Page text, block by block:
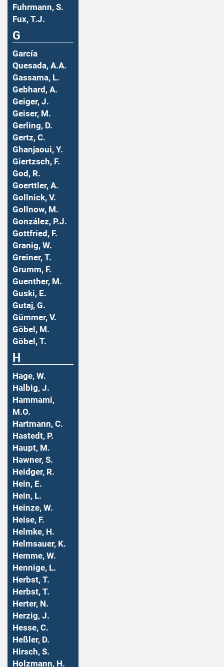
Fuhrmann, S.
Fux, T.J.
G
García
Quesada, A.A.
Gassama, L.
Gebhard, A.
Geiger, J.
Geiser, M.
Gerling, D.
Gertz, C.
Ghanjaoui, Y.
Giertzsch, F.
God, R.
Goerttler, A.
Gollnick, V.
Gollnow, M.
González, P.J.
Gottfried, F.
Granig, W.
Greiner, T.
Grumm, F.
Guenther, M.
Guski, E.
Gutaj, G.
Gümmer, V.
Göbel, M.
Göbel, T.
H
Hage, W.
Halbig, J.
Hammami,
M.O.
Hartmann, C.
Hastedt, P.
Haupt, M.
Hawner, S.
Heidger, R.
Hein, E.
Hein, L.
Heinze, W.
Heise, F.
Helmke, H.
Helmsauer, K.
Hemme, W.
Hennige, L.
Herbst, T.
Herbst, T.
Herter, N.
Herzig, J.
Hesse, C.
Heßler, D.
Hirsch, S.
Holzmann, H.